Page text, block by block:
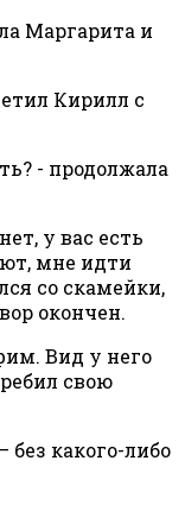
Маргарита и
Кирилл с
- продолжала
у вас есть
мне идти
со скамейки,
окончен.
Вид у него
свою
без какого-либо